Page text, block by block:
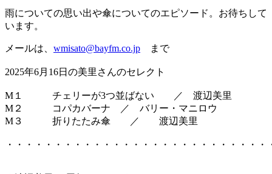
雨についての思い出や傘についてのエピソード。お待ちして
います。
メールは、 wmisato@bayfm.co.jp まで
2025年6月16日の美里さんのセレクト
M１ チェリーが3つ並ばない ／ 渡辺美里
M２ コパカバーナ ／ バリー・マニロウ
M３ 折りたたみ傘 ／ 渡辺美里
・・・・・・・・・・・・・・・・・・・・・・・・・・